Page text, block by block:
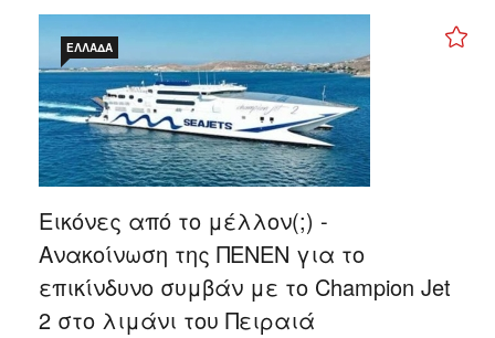
ΕΛΛΆΔΑ
Εικόνες από το μέλλον(;) -
Ανακοίνωση της ΠΕΝΕΝ για το
επικίνδυνο συμβάν με το Champion Jet
2 στο λιμάνι του Πειραιά